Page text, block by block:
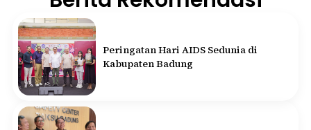
Peringatan Hari AIDS Sedunia di
Kabupaten Badung